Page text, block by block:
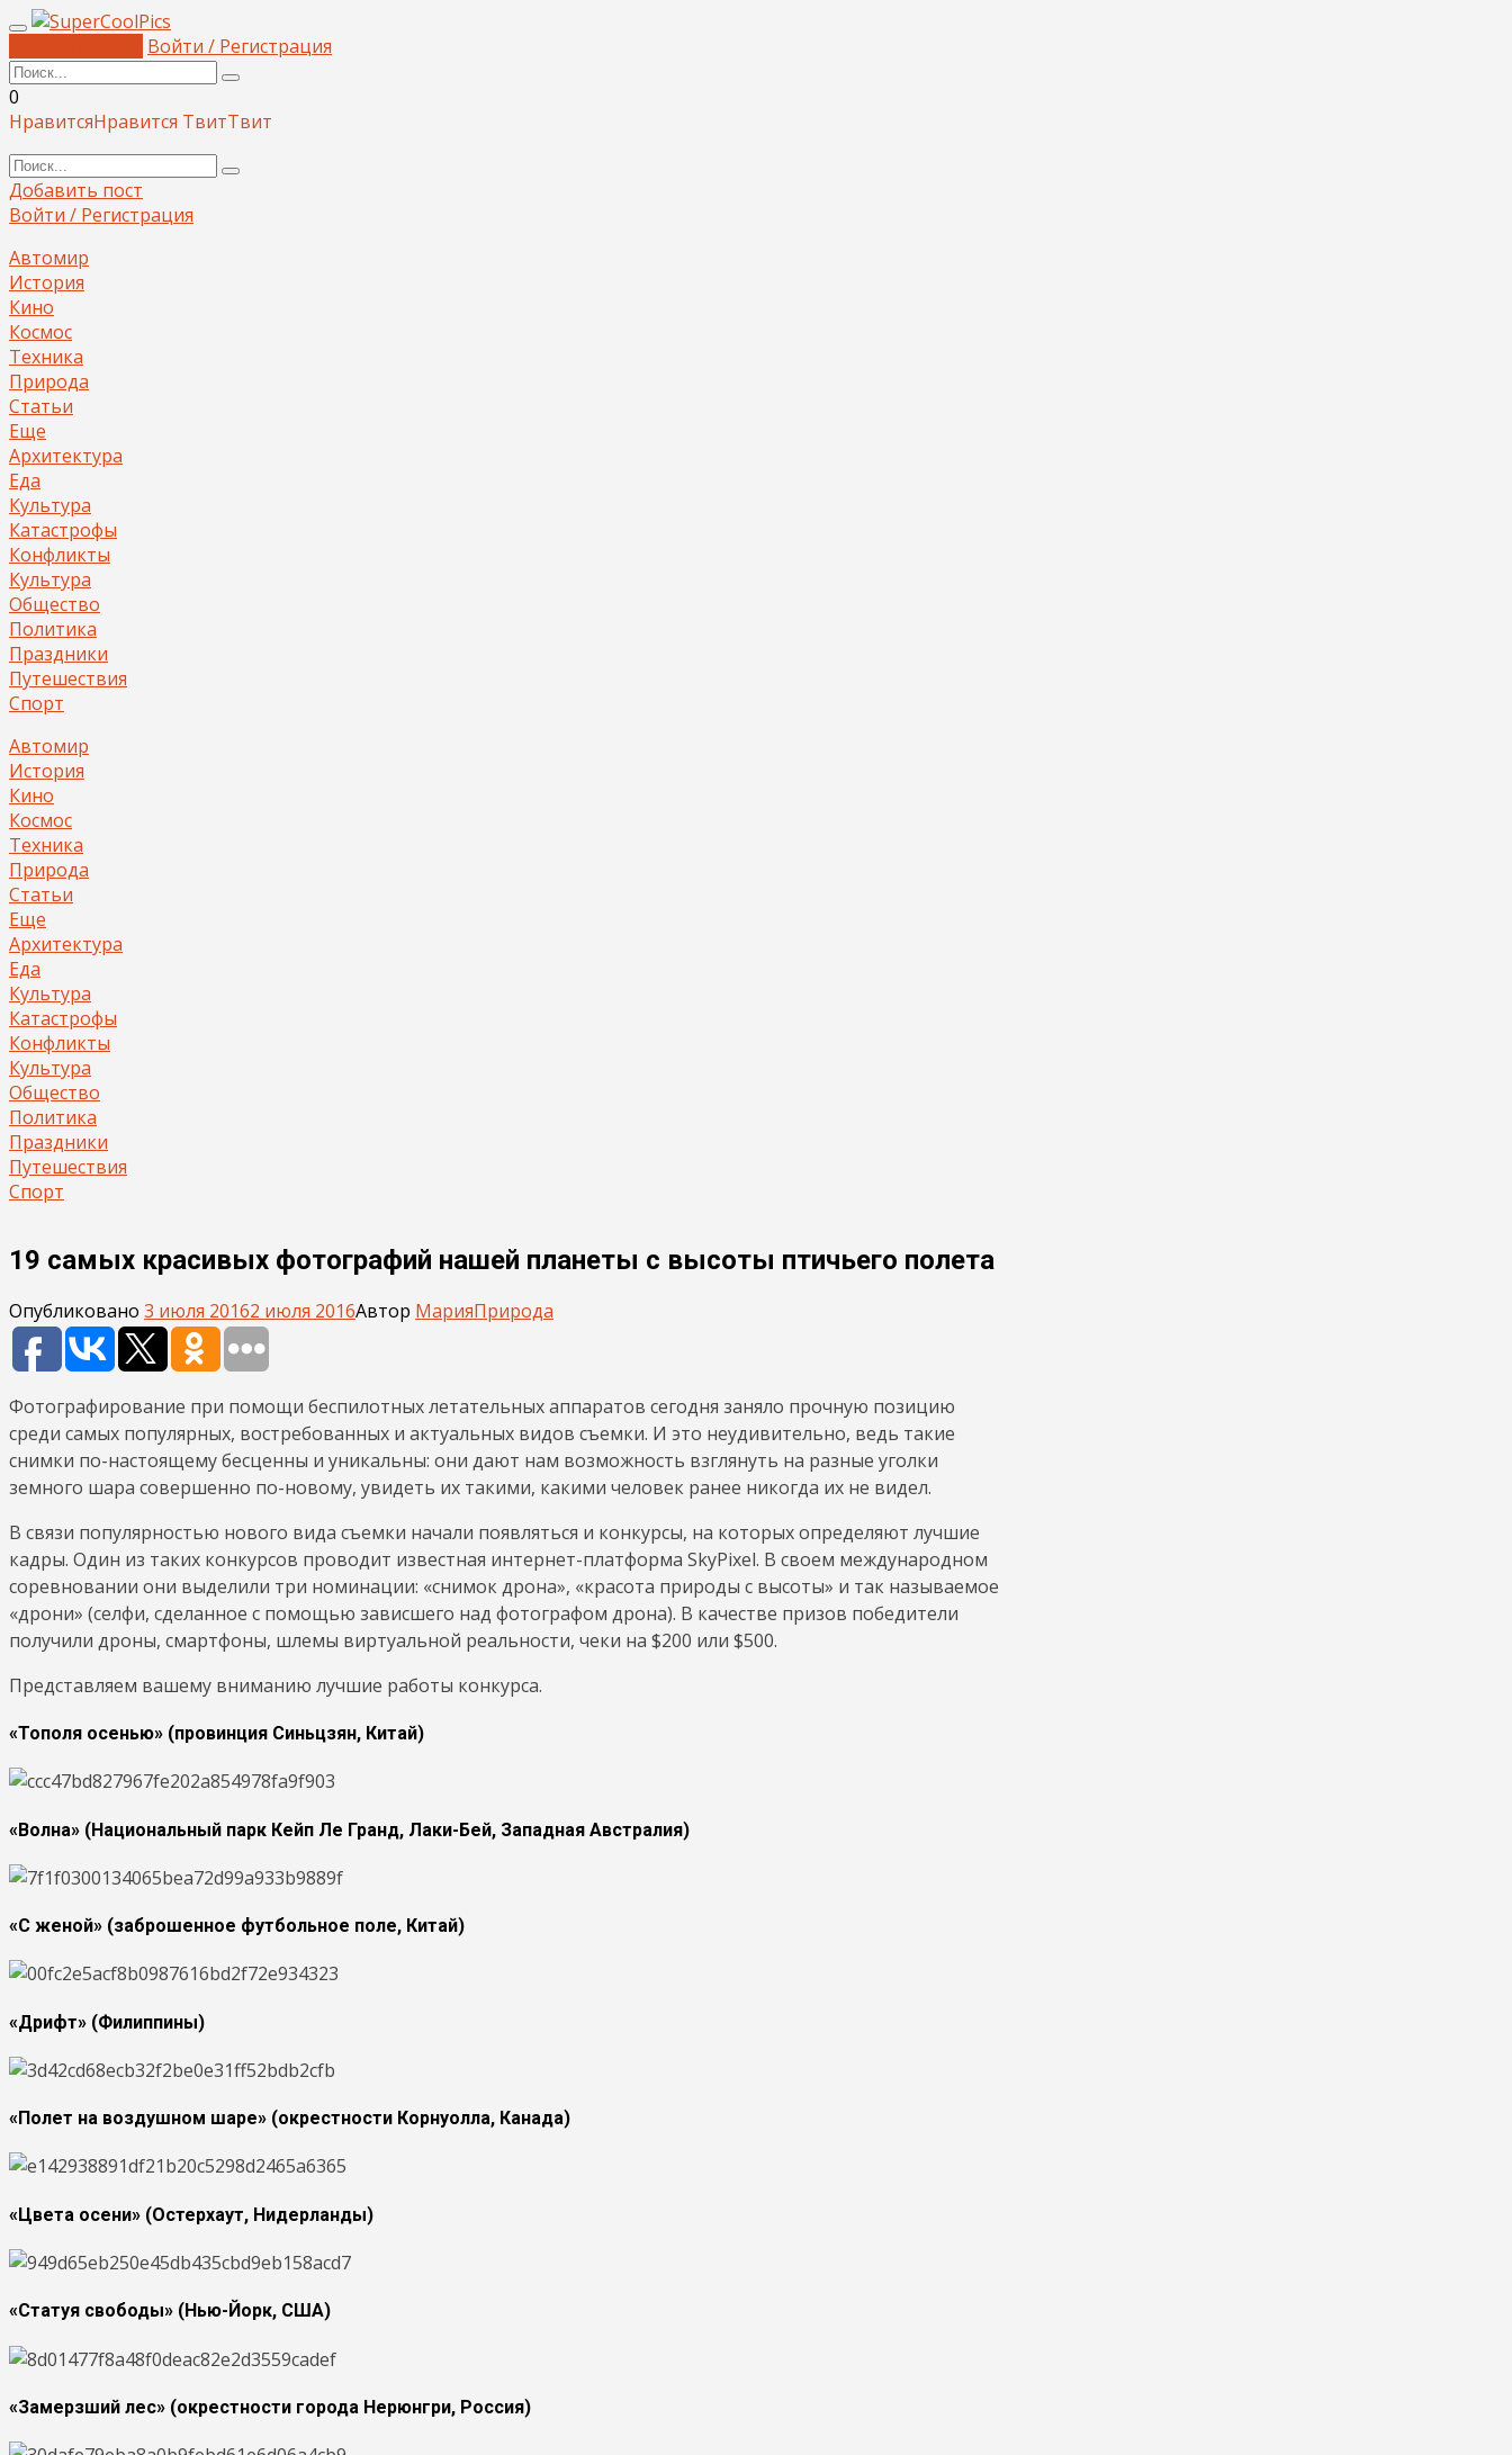
Войти / Регистрация
0
НравитсяНравится ТвитТвит
Добавить пост
Войти / Регистрация
Автомир
История
Кино
Космос
Техника
Природа
Статьи
Еще
Архитектура
Еда
Культура
Катастрофы
Конфликты
Культура
Общество
Политика
Праздники
Путешествия
Спорт
Автомир
История
Кино
Космос
Техника
Природа
Статьи
Еще
Архитектура
Еда
Культура
Катастрофы
Конфликты
Культура
Общество
Политика
Праздники
Путешествия
Спорт
19 самых красивых фотографий нашей планеты с высоты птичьего полета
Опубликовано 3 июля 20162 июля 2016Автор МарияПрирода
Фотографирование при помощи беспилотных летательных аппаратов сегодня заняло прочную позицию
среди самых популярных, востребованных и актуальных видов съемки. И это неудивительно, ведь такие
снимки по-настоящему бесценны и уникальны: они дают нам возможность взглянуть на разные уголки
земного шара совершенно по-новому, увидеть их такими, какими человек ранее никогда их не видел.
В связи популярностью нового вида съемки начали появляться и конкурсы, на которых определяют лучшие
кадры. Один из таких конкурсов проводит известная интернет-платформа SkyPixel. В своем международном
соревновании они выделили три номинации: «снимок дрона», «красота природы с высоты» и так называемое
«дрони» (селфи, сделанное с помощью зависшего над фотографом дрона). В качестве призов победители
получили дроны, смартфоны, шлемы виртуальной реальности, чеки на $200 или $500.
Представляем вашему вниманию лучшие работы конкурса.
«Тополя осенью» (провинция Синьцзян, Китай)
«Волна» (Национальный парк Кейп Ле Гранд, Лаки-Бей, Западная Австралия)
«С женой» (заброшенное футбольное поле, Китай)
«Дрифт» (Филиппины)
«Полет на воздушном шаре» (окрестности Корнуолла, Канада)
«Цвета осени» (Остерхаут, Нидерланды)
«Статуя свободы» (Нью-Йорк, США)
«Замерзший лес» (окрестности города Нерюнгри, Россия)